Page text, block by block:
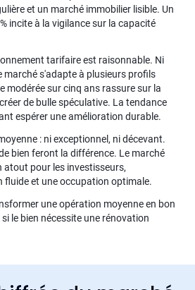
et un marché immobilier lisible. Un
incite à la vigilance sur la capacité
tarifaire est raisonnable. Ni
marché s'adapte à plusieurs profils
modérée sur cinq ans rassure sur la
de bulle spéculative. La tendance
espérer une amélioration durable.
: ni exceptionnel, ni décevant.
bien feront la différence. Le marché
pour les investisseurs,
et une occupation optimale.
une opération moyenne en bon
le bien nécessite une rénovation